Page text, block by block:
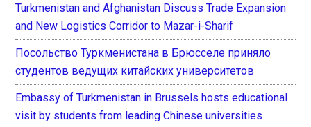
Turkmenistan and Afghanistan Discuss Trade Expansion
and New Logistics Corridor to Mazar-i-Sharif
Посольство Туркменистана в Брюсселе приняло
студентов ведущих китайских университетов
Embassy of Turkmenistan in Brussels hosts educational
visit by students from leading Chinese universities